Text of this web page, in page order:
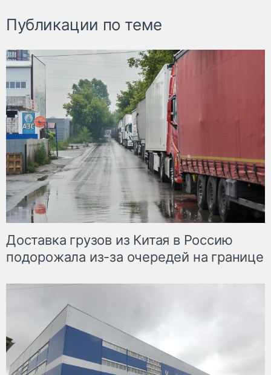
Публикации по теме
Доставка грузов из Китая в Россию
подорожала из-за очередей на границе